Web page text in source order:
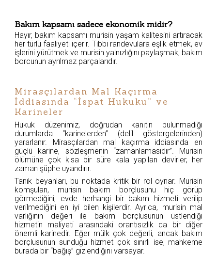
Bakım kapsamı sadece ekonomik midir?
Hayır, bakım kapsamı murisin yaşam kalitesini artıracak
her türlü faaliyeti içerir. Tıbbi randevulara eşlik etmek, ev
işlerini yürütmek ve murisin yalnızlığını paylaşmak, bakım
borcunun ayrılmaz parçalarıdır.
Mirasçılardan Mal Kaçırma
İddiasında “İspat Hukuku” ve
Karineler
Hukuk düzenimiz, doğrudan kanıtın bulunmadığı
durumlarda “karinelerden” (delil göstergelerinden)
yararlanır. Mirasçılardan mal kaçırma iddiasında en
güçlü karine, sözleşmenin “zamanlamasıdır”. Murisin
ölümüne çok kısa bir süre kala yapılan devirler, her
zaman şüphe uyandırır.
Tanık beyanları, bu noktada kritik bir rol oynar. Murisin
komşuları, murisin bakım borçlusunu hiç görüp
görmediğini, evde herhangi bir bakım hizmeti verilip
verilmediğini en iyi bilen kişilerdir. Ayrıca, murisin mal
varlığının değeri ile bakım borçlusunun üstlendiği
hizmetin maliyeti arasındaki orantısızlık da bir diğer
önemli karinedir. Eğer mülk çok değerli, ancak bakım
borçlusunun sunduğu hizmet çok sınırlı ise, mahkeme
burada bir “bağış” gizlendiğini varsayar.